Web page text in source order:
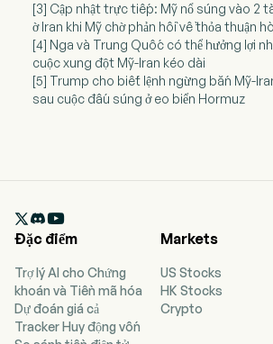
[3] Cập nhật trực tiếp: Mỹ nổ súng vào 2
ờ Iran khi Mỹ chờ phản hồi về thỏa thuận
[4] Nga và Trung Quốc có thể hưởng lợi
cuộc xung đột Mỹ-Iran kéo dài
[5] Trump cho biết lệnh ngừng bắn Mỹ-
sau cuộc đấu súng ở eo biển Hormuz

Đặc điểm
Trợ lý AI cho Chứng
khoán và Tiền mã hóa
Dự đoán giá cả
Tracker Huy động vốn
Markets
US Stocks
HK Stocks
Crypto